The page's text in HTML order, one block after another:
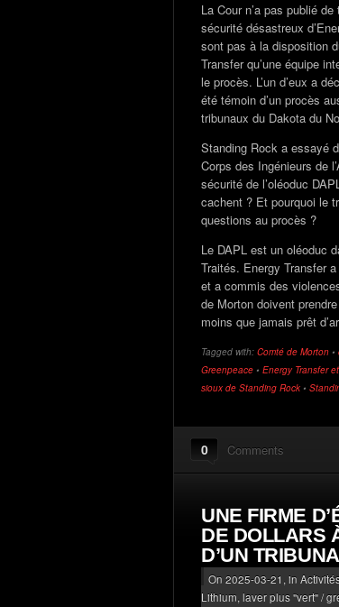
La Cour n’a pas publié
sécurité désastreux
sont pas à la disposition
Transfer qu’une équipe
le procès. L’un d’eux a
été témoin d’un procès
tribunaux du Dakota du
Standing Rock a essayé
Corps des Ingénieurs de
sécurité de l’oléoduc
cachent ? Et pourquoi le
questions au procès ?
Le DAPL est un oléoduc
Traités. Energy Transfer
et a commis des
de Morton doivent
moins que jamais prêt
Tagged with: Comté de Morton •
Greenpeace • Energy Transfer
sioux de Standing Rock •
0 Comments
UNE FIRME
DE DOLLARS
D’UN
On 2025-03-21, in
Lithium, laver plus "vert" /